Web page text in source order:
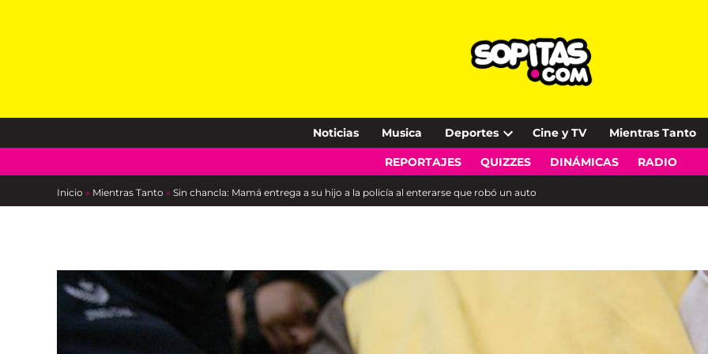
Noticias Musica Deportes
Open
dropdown
Cine y TV Mientras Tanto
REPORTAJES QUIZZES DINÁMICAS RADIO
Inicio » Mientras Tanto » Sin chancla: Mamá entrega a su hijo a la policía al enterarse que robó un auto